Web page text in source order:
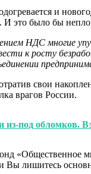
и
И это было бы
НДС многие
к росту
свои
врагов России.
из-под обломков.
«Общественное
Вы лишитесь